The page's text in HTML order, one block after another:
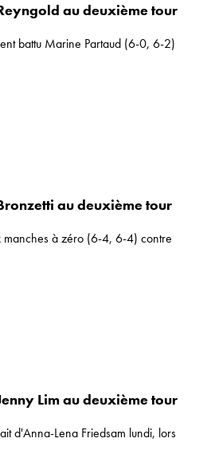
au deuxième tour
battu Marine Partaud (6-0, 6-2)
au deuxième tour
manches à zéro (6-4, 6-4) contre
Lim au deuxième tour
d'Anna-Lena Friedsam lundi, lors